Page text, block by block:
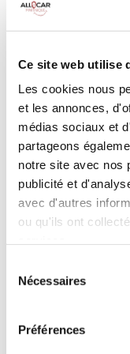
Ce site web utilise
Les cookies nous
et les annonces,
médias sociaux et
partageons
notre site avec nos
publicité et
avec d'autres
ou qu'ils ont
Nécessaires
Préférences
Galerie de toit
Camera de recul
INCLUS À
Killométrage
Assurance tous
Carburant : plein
Age minimum :20 ans